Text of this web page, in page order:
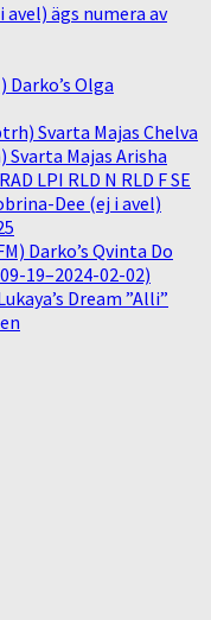
avel) ägs numera av
Darko’s Olga
Svarta Majas Chelva
Svarta Majas Arisha
LPI RLD N RLD F SE
Dee (ej i avel)
Darko’s Qvinta Do
19–2024-02-02)
Dream ”Alli”